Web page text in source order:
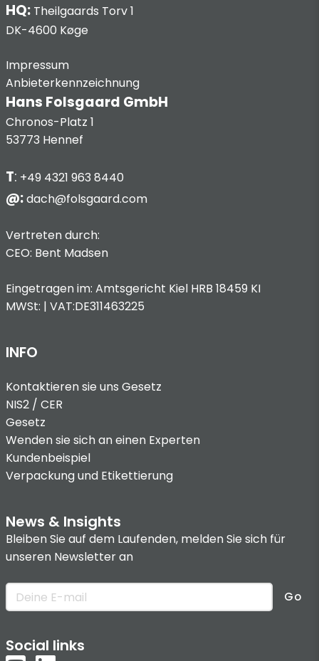
HQ: Theilgaards Torv 1
DK-4600 Køge
Impressum
Anbieterkennzeichnung
Hans Folsgaard GmbH
Chronos-Platz 1
53773 Hennef
T: +49 4321 963 8440
@:dach@folsgaard.com
Vertreten durch:
CEO: Bent Madsen
Eingetragen im: Amtsgericht Kiel HRB 18459 KI
MWSt: | VAT:DE311463225
INFO
Kontaktieren sie uns Gesetz
NIS2 / CER
Gesetz
Wenden sie sich an einen Experten
Kundenbeispiel
Verpackung und Etikettierung
News & Insights
Bleiben Sie auf dem Laufenden, melden Sie sich für
unseren Newsletter an
Go
Social links